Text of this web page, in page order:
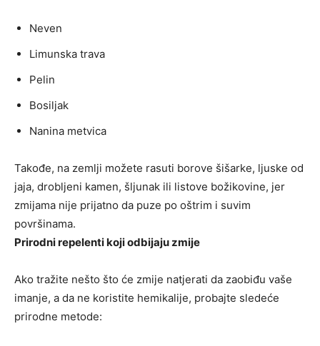
Neven
Limunska trava
Pelin
Bosiljak
Nanina metvica
Takođe, na zemlji možete rasuti borove šišarke, ljuske od
jaja, drobljeni kamen, šljunak ili listove božikovine, jer
zmijama nije prijatno da puze po oštrim i suvim
površinama.
Prirodni repelenti koji odbijaju zmije
Ako tražite nešto što će zmije natjerati da zaobiđu vaše
imanje, a da ne koristite hemikalije, probajte sledeće
prirodne metode: